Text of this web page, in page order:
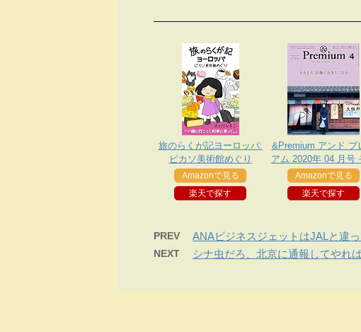
旅のらくが記ヨーロッパ:
ピカソ美術館めぐり
Amazonで見る
楽天で探す
&Premium アンド プ
アム 2020年 04 月号
そろ、京都に行きた
る。
Amazonで見る
楽天で探す
PREV ANAビジネスジェットはJALと違
NEXT シナ虫だろ、北京に通報してやれ